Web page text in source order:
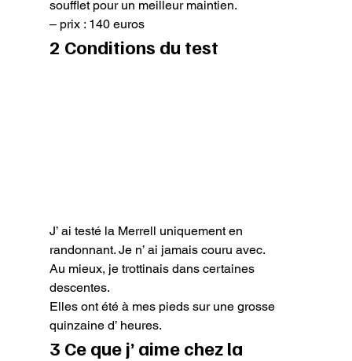
soufflet pour un meilleur maintien.
– prix : 140 euros
2 Conditions du test
J’ ai testé la Merrell uniquement en
randonnant. Je n’ ai jamais couru avec.
Au mieux, je trottinais dans certaines
descentes.
Elles ont été à mes pieds sur une grosse
quinzaine d’ heures.
3 Ce que j’ aime chez la